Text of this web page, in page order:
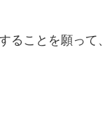
ることを願って、